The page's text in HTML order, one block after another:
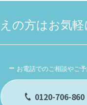
の方はお気軽
お電話でのご相談やご
0120-706-860